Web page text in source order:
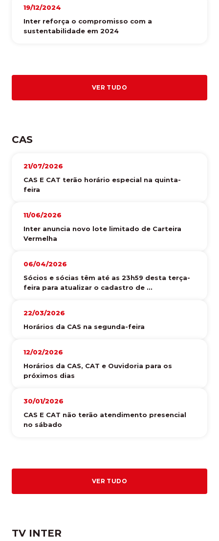
19/12/2024
Inter reforça o compromisso com a
sustentabilidade em 2024
VER TUDO
CAS
21/07/2026
CAS E CAT terão horário especial na quinta-
feira
11/06/2026
Inter anuncia novo lote limitado de Carteira
Vermelha
06/04/2026
Sócios e sócias têm até as 23h59 desta terça-
feira para atualizar o cadastro de ...
22/03/2026
Horários da CAS na segunda-feira
12/02/2026
Horários da CAS, CAT e Ouvidoria para os
próximos dias
30/01/2026
CAS E CAT não terão atendimento presencial
no sábado
VER TUDO
TV INTER